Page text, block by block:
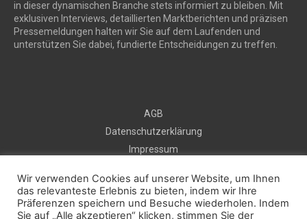
in dieser dynamischen Branche stets informiert zu bleiben. Mit
exklusiven Interviews, detaillierten Marktberichten und präzisen
Pressemeldungen halten wir Sie auf dem Laufenden und
unterstützen Sie dabei, fundierte Entscheidungen zu treffen.
AGB
Datenschutzerklärung
Impressum
Kontakt
Kostenlos Pressemeldung veröffentlichen
Wir verwenden Cookies auf unserer Website, um Ihnen
das relevanteste Erlebnis zu bieten, indem wir Ihre
Präferenzen speichern und Besuche wiederholen. Indem
Sie auf „Alle akzeptieren“ klicken, stimmen Sie der